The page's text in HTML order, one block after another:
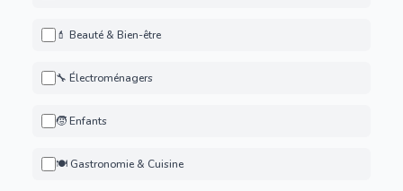
💄 Beauté & Bien-être
🔧 Électroménagers
🧒 Enfants
🍽️ Gastronomie & Cuisine